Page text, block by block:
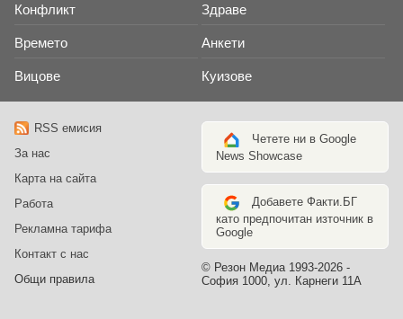
Конфликт Здраве
Времето Анкети
Вицове Куизове
RSS емисия
За нас
Карта на сайта
Работа
Рекламна тарифа
Контакт с нас
Общи правила
Четете ни в Google
News Showcase
Добавете Факти.БГ
като предпочитан източник в
Google
© Резон Медиа 1993-2026 -
София 1000, ул. Карнеги 11А